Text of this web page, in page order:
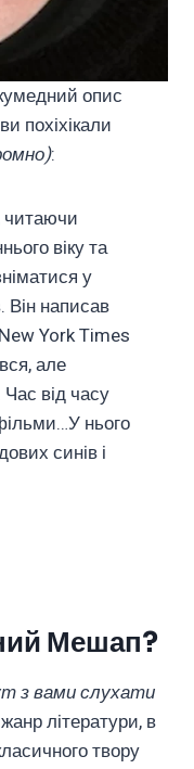
опис
похіхікали
:
читаючи
віку та
у
написав
York Times
але
від часу
нього
синів і
Мешап?
з вами слухати
літератури, в
твору